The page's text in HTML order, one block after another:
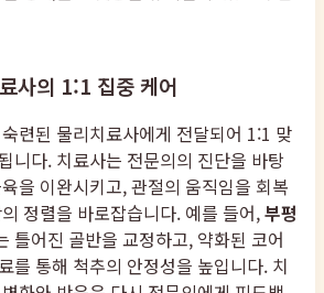
사의 1:1 집중 케어
련된 물리치료사에게 전달되어 1:1 맞
니다. 치료사는 전문의의 진단을 바탕
을 이완시키고, 관절의 움직임을 회복
정렬을 바로잡습니다. 예를 들어,부평
틀어진 골반을 교정하고, 약화된 코어
를 통해 척추의 안정성을 높입니다. 치